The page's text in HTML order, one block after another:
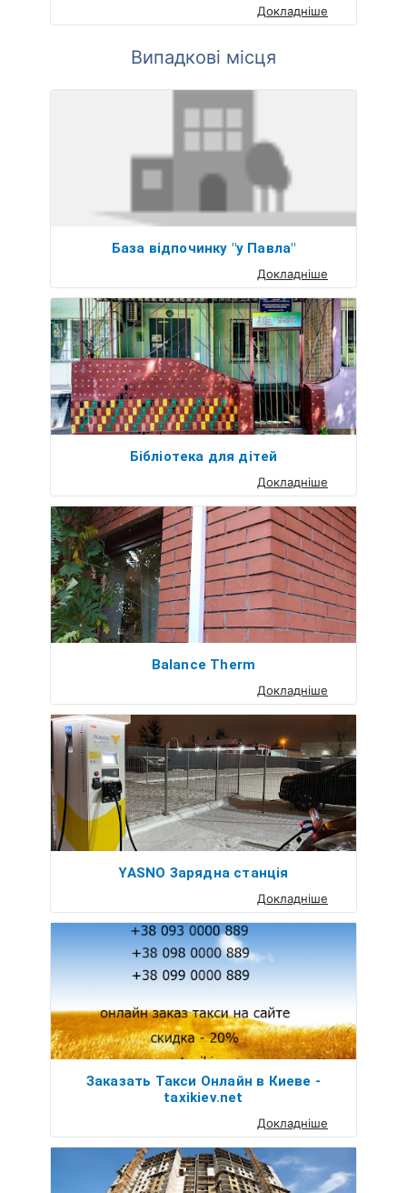
Докладніше
Випадкові місця
База відпочинку "у Павла"
Докладніше
Бібліотека для дітей
Докладніше
Balance Therm
Докладніше
YASNO Зарядна станція
Докладніше
Заказать Такси Онлайн в Киеве -
taxikiev.net
Докладніше